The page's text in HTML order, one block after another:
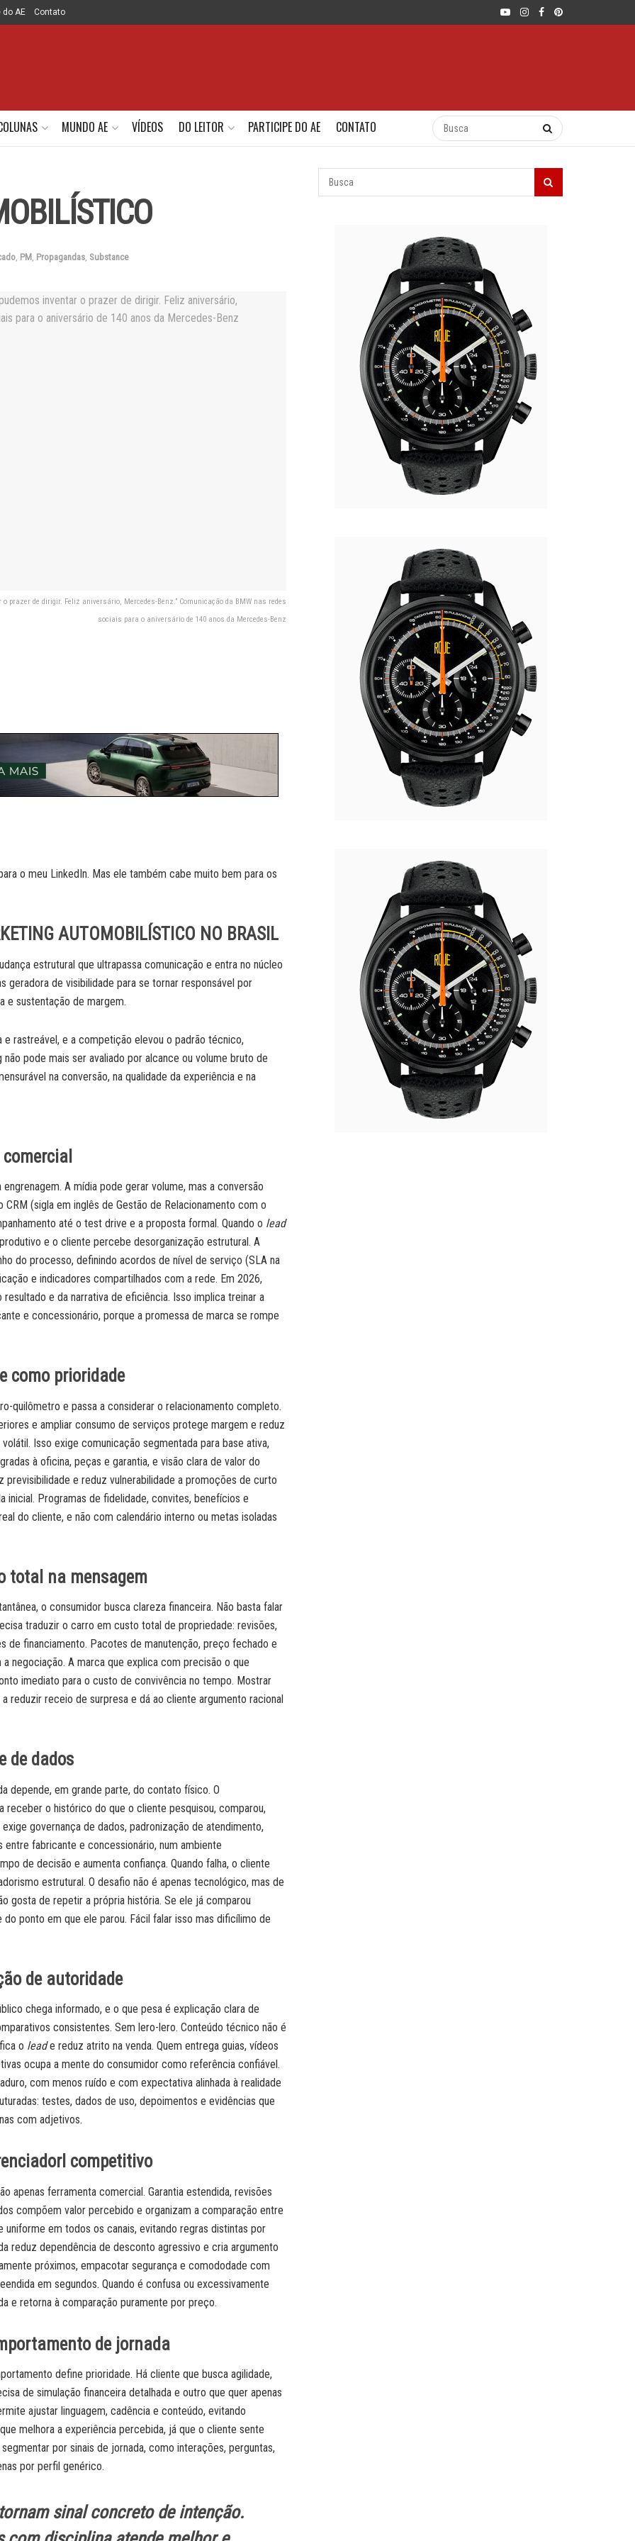
do AE Contato
MUNDO AE VÍDEOS DO LEITOR PARTICIPE DO AE CONTATO
, PM , Propagandas, Substance
prazer de dirigir. Feliz aniversário, Mercedes-Benz.” Comunicação da BMW nas redes
sociais para o aniversário de 140 anos da Mercedes-Benz
o meu LinkedIn. Mas ele também cabe muito bem para os
AUTOMOBILÍSTICO NO BRASIL
estrutural que ultrapassa comunicação e entra no núcleo
geradora de visibilidade para se tornar responsável por
e sustentação de margem.
rastreável, e a competição elevou o padrão técnico,
pode mais ser avaliado por alcance ou volume bruto de
na conversão, na qualidade da experiência e na
A mídia pode gerar volume, mas a conversão
(sigla em inglês de Gestão de Relacionamento com o
até o test drive e a proposta formal. Quando o lead
e o cliente percebe desorganização estrutural. A
do processo, definindo acordos de nível de serviço (SLA na
e indicadores compartilhados com a rede. Em 2026,
e da narrativa de eficiência. Isso implica treinar a
e concessionário, porque a promessa de marca se rompe
como prioridade
quilômetro e passa a considerar o relacionamento completo.
e ampliar consumo de serviços protege margem e reduz
Isso exige comunicação segmentada para base ativa,
à oficina, peças e garantia, e visão clara de valor do
e reduz vulnerabilidade a promoções de curto
Programas de fidelidade, convites, benefícios e
do cliente, e não com calendário interno ou metas isoladas
total na mensagem
o consumidor busca clareza financeira. Não basta falar
traduzir o carro em custo total de propriedade: revisões,
de financiamento. Pacotes de manutenção, preço fechado e
negociação. A marca que explica com precisão o que
imediato para o custo de convivência no tempo. Mostrar
reduzir receio de surpresa e dá ao cliente argumento racional
de dados
depende, em grande parte, do contato físico. O
o histórico do que o cliente pesquisou, comparou,
governança de dados, padronização de atendimento,
fabricante e concessionário, num ambiente
de decisão e aumenta confiança. Quando falha, o cliente
estrutural. O desafio não é apenas tecnológico, mas de
gosta de repetir a própria história. Se ele já comparou
ponto em que ele parou. Fácil falar isso mas dificílimo de
de autoridade
chega informado, e o que pesa é explicação clara de
consistentes. Sem lero-lero. Conteúdo técnico não é
o leade reduz atrito na venda. Quem entrega guias, vídeos
ocupa a mente do consumidor como referência confiável.
com menos ruído e com expectativa alinhada à realidade
testes, dados de uso, depoimentos e evidências que
com adjetivos.
competitivo
apenas ferramenta comercial. Garantia estendida, revisões
compõem valor percebido e organizam a comparação entre
em todos os canais, evitando regras distintas por
reduz dependência de desconto agressivo e cria argumento
próximos, empacotar segurança e comododade com
em segundos. Quando é confusa ou excessivamente
e retorna à comparação puramente por preço.
de jornada
define prioridade. Há cliente que busca agilidade,
de simulação financeira detalhada e outro que quer apenas
ajustar linguagem, cadência e conteúdo, evitando
melhora a experiência percebida, já que o cliente sente
por sinais de jornada, como interações, perguntas,
por perfil genérico.
sinal concreto de intenção.